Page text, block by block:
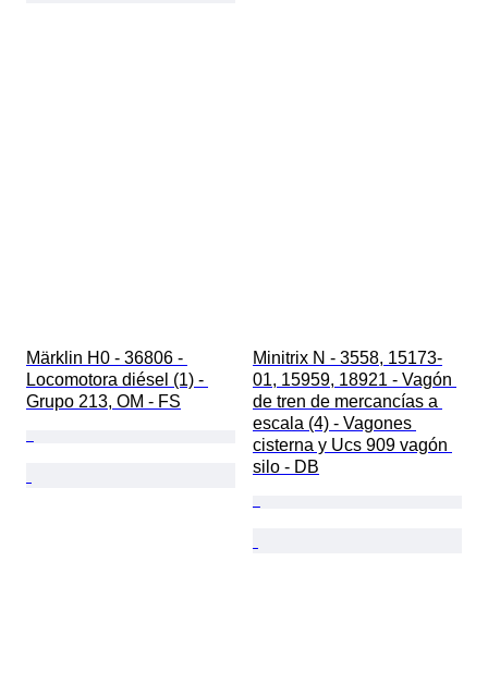
Märklin H0 - 36806 -
Locomotora diésel (1) -
Grupo 213, OM - FS
Minitrix N - 3558, 15173-
01, 15959, 18921 - Vagón
de tren de mercancías a
escala (4) - Vagones
cisterna y Ucs 909 vagón
silo - DB